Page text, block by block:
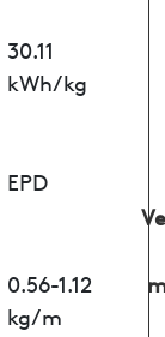
30.11
kWh/kg
EPD
0.56-1.12
kg/m